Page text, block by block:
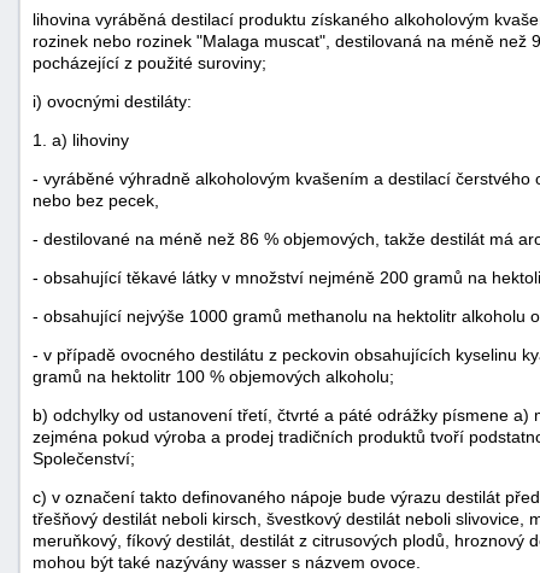
lihovina vyráběná destilací produktu získaného alkoholovým
rozinek nebo rozinek "Malaga muscat", destilovaná na méně
pocházející z použité suroviny;
i) ovocnými destiláty:
1. a) lihoviny
- vyráběné výhradně alkoholovým kvašením a destilací
nebo bez pecek,
- destilované na méně než 86 % objemových, takže destilát má
- obsahující těkavé látky v množství nejméně 200 gramů na
- obsahující nejvýše 1000 gramů methanolu na hektolitr alkoholu
- v případě ovocného destilátu z peckovin obsahujících kyselinu
gramů na hektolitr 100 % objemových alkoholu;
b) odchylky od ustanovení třetí, čtvrté a páté odrážky písmene a)
zejména pokud výroba a prodej tradičních produktů tvoří
Společenství;
c) v označení takto definovaného nápoje bude výrazu destilát
třešňový destilát neboli kirsch, švestkový destilát neboli slivovice,
meruňkový, fíkový destilát, destilát z citrusových plodů, hroznový
mohou být také nazývány wasser s názvem ovoce.